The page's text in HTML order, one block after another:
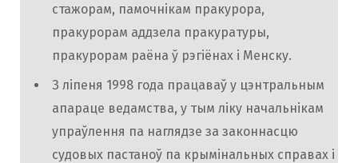
стажорам, памочнікам пракурора,
пракурорам аддзела пракуратуры,
пракурорам раёна ў рэгіёнах і Менску.
З ліпеня 1998 года працаваў у цэнтральным
апараце ведамства, у тым ліку начальнікам
упраўлення па наглядзе за законнасцю
судовых пастаноў па крымінальных справах і